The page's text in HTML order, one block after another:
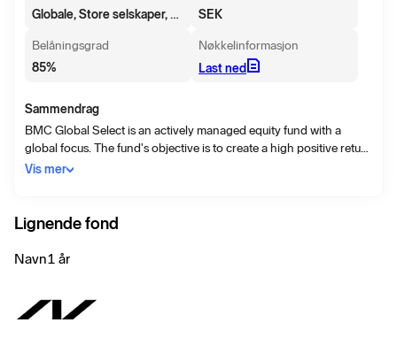
Globale, Store selskaper, Vekst
SEK
Belåningsgrad
85%
Nøkkelinformasjon
Last ned
Sammendrag
BMC Global Select is an actively managed equity fund with a
global focus. The fund's objective is to create a high positive return
over time for the unit holders, with a balanced equity risk. The
prospects and an attractive valuation. An important part of the
work to find the best companies is to visit companies and meet the
management and other company representatives. More
Vis mer
Lignende fond
Navn1 år